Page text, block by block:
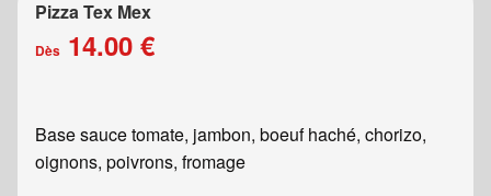
Pizza Tex Mex
Dès 14.00 €
Base sauce tomate, jambon, boeuf haché, chorizo,
oignons, poivrons, fromage